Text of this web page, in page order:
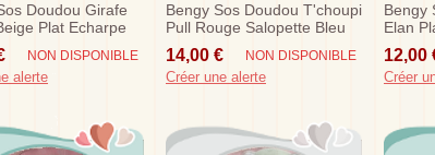
Doudou Girafe
Plat Echarpe
NON DISPONIBLE
alerte
Bengy Sos Doudou T'choupi
Pull Rouge Salopette Bleu
14,00 € NON DISPONIBLE
Créer une alerte
Bengy
Elan
Rouge
12,00
Créer